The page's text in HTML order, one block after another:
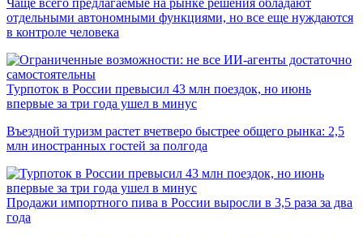
Чаще всего предлагаемые на рынке решения обладают
отдельными автономными функциями, но все еще нуждаются
в контроле человека
Турпоток в России превысил 43 млн поездок, но июнь
впервые за три года ушел в минус
Въездной туризм растет вчетверо быстрее общего рынка: 2,5
млн иностранных гостей за полгода
Продажи импортного пива в России выросли в 3,5 раза за два
года